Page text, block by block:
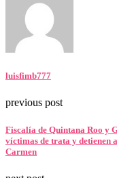
luisfimb777
previous post
Fiscalía de Quintana Roo y
víctimas de trata y detienen
Carmen